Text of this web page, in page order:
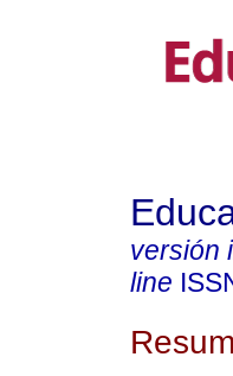
versión
line